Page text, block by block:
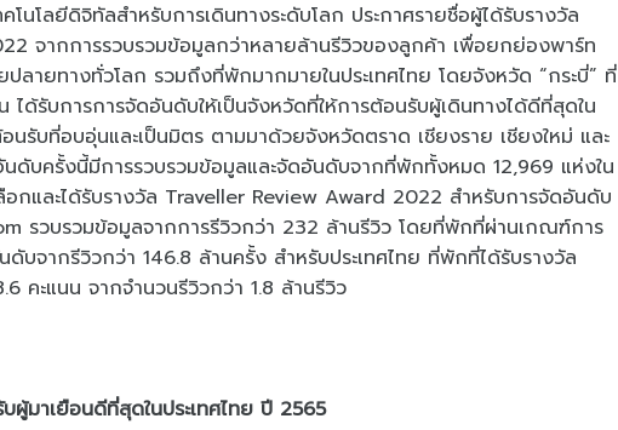
นโลยีดิจิทัลสำหรับการเดินทางระดับโลก ประกาศรายชื่อผู้ได้รับรางวัล
จากการรวบรวมข้อมูลกว่าหลายล้านรีวิวของลูกค้า เพื่อยกย่องพาร์ท
ปลายทางทั่วโลก รวมถึงที่พักมากมายในประเทศไทย โดยจังหวัด “กระบี่” ที่
ได้รับการการจัดอันดับให้เป็นจังหวัดที่ให้การต้อนรับผู้เดินทางได้ดีที่สุดใน
นรับที่อบอุ่นและเป็นมิตร ตามมาด้วยจังหวัดตราด เชียงราย เชียงใหม่ และ
ดับครั้งนี้มีการรวบรวมข้อมูลและจัดอันดับจากที่พักทั้งหมด 12,969 แห่งใน
อกและได้รับรางวัล Traveller Review Award 2022 สำหรับการจัดอันดับ
รวบรวมข้อมูลจากการรีวิวกว่า 232 ล้านรีวิว โดยที่พักที่ผ่านเกณฑ์การ
บจากรีวิวกว่า 146.8 ล้านครั้ง สำหรับประเทศไทย ที่พักที่ได้รับรางวัล
คะแนน จากจำนวนรีวิวกว่า 1.8 ล้านรีวิว
มาเยือนดีที่สุดในประเทศไทย ปี 2565